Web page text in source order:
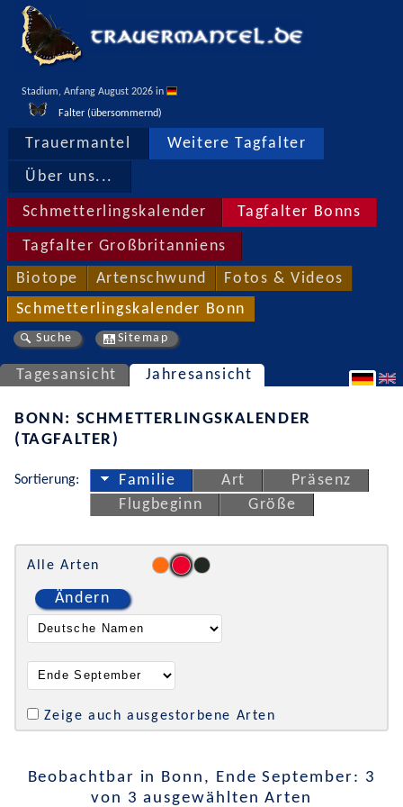
Stadium, Anfang August 2026 in
Falter (übersommernd)
Trauermantel Weitere Tagfalter
Über uns...
Schmetterlingskalender Tagfalter Bonns
Tagfalter Großbritanniens
Biotope Artenschwund Fotos & Videos
Schmetterlingskalender Bonn
Suche Sitemap
Tagesansicht Jahresansicht
BONN: SCHMETTERLINGSKALENDER
(TAGFALTER)
Sortierung: Familie Art
Präsenz
Flugbeginn
Größe
Alle Arten
Ändern
Zeige auch ausgestorbene Arten
Beobachtbar in Bonn, Ende September: 3
von 3 ausgewählten Arten